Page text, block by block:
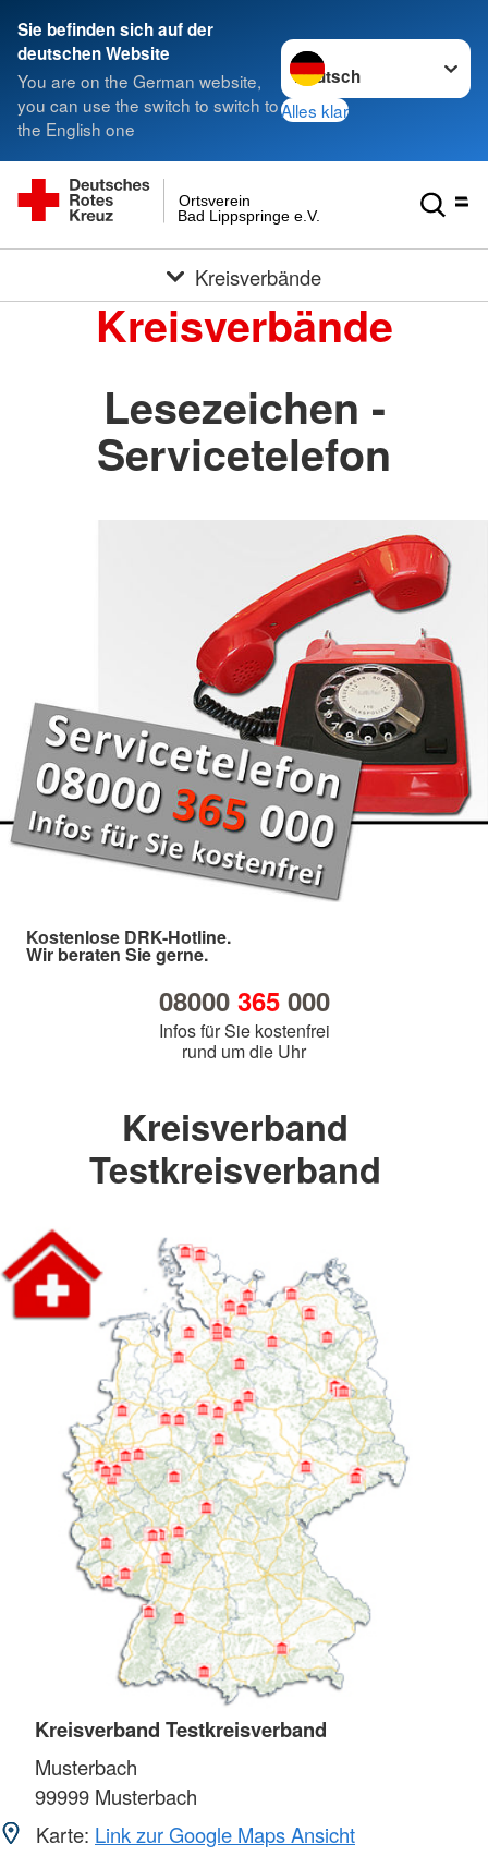
Sie befinden sich auf der
deutschen Website
You are on the German website,
you can use the switch to switch to
the English one
Sprache wechseln zu
Alles klar
Bad Lippspringe e.V.
Ortsverein
Kreisverbände
Kreisverbände
Lesezeichen -
Servicetelefon
Kostenlose DRK-Hotline.
Wir beraten Sie gerne.
08000 365000
Infos für Sie kostenfrei
rund um die Uhr
Kreisverband
Testkreisverband
Kreisverband Testkreisverband
Musterbach
99999 Musterbach
Karte: Link zur Google Maps Ansicht